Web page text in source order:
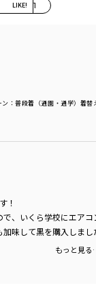
LIKE! 1
ン ：普段着（通園・通学） 着替
！
、いくら学校にエア
味して黒を購入しまし
もっと見